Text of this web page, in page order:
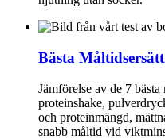
Bästa
Jämförelse av de 7
proteinshake,
och proteinmängd,
snabb måltid vid